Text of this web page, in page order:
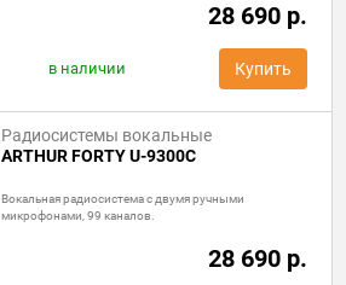
28 690 р.
Купить
в наличии
Радиосистемы вокальные
ARTHUR FORTY U-9300C
28 690 р.
Вокальная радиосистема с двумя ручными
микрофонами, 99 каналов.